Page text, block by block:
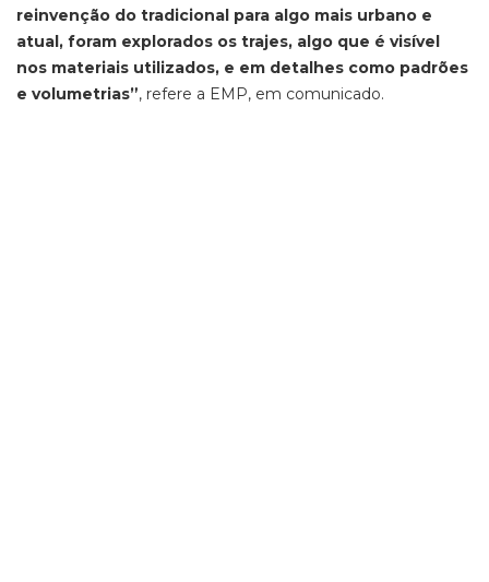
reinvenção do tradicional para algo mais urbano e
atual, foram explorados os trajes, algo que é visível
nos materiais utilizados, e em detalhes como padrões
e volumetrias”, refere a EMP, em comunicado.